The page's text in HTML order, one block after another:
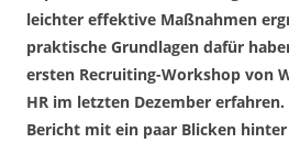
leichter effektive Maßnahmen
praktische Grundlagen dafür
ersten Recruiting-Workshop von
HR im letzten Dezember
Bericht mit ein paar Blicken hinter